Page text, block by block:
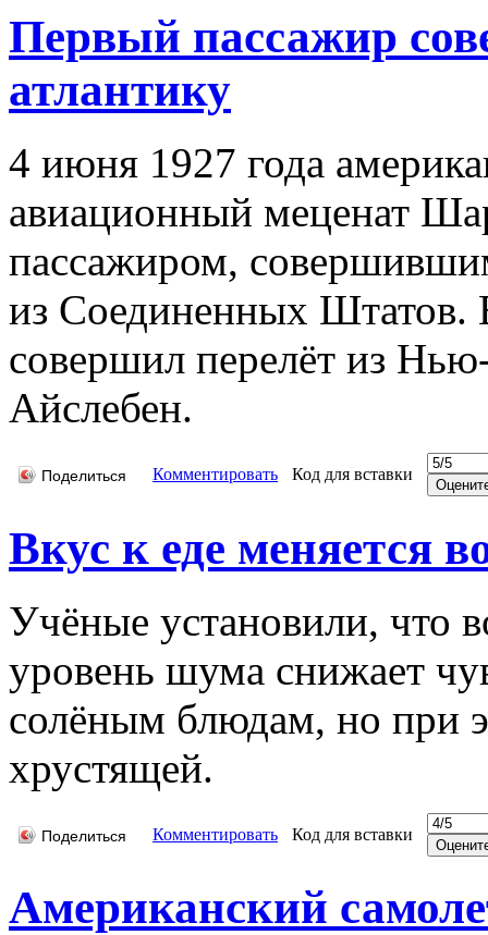
Первый пассажир
атлантику
4 июня 1927 года
авиационный меценат
пассажиром,
из Соединенных Штатов.
совершил перелёт из
Айслебен.
Поделиться Комментировать Код для вставки
Вкус к еде меняется
Учёные установили, что
уровень шума снижает
солёным блюдам, но при
хрустящей.
Поделиться Комментировать Код для вставки
Американский